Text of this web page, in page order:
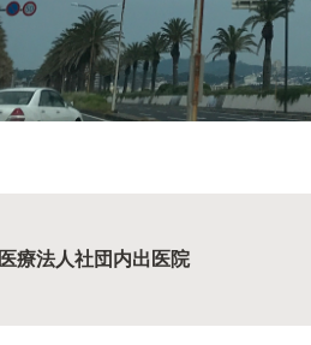
医療法人社団内出医院